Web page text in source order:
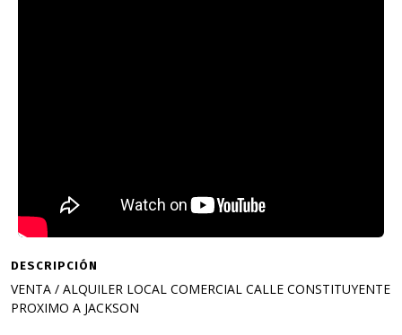
DESCRIPCIÓN
VENTA / ALQUILER LOCAL COMERCIAL CALLE CONSTITUYENTE
PROXIMO A JACKSON